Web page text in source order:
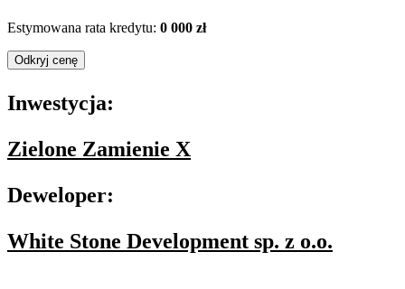
Estymowana rata kredytu: 0 000 zł
Odkryj cenę
Inwestycja:
Zielone Zamienie X
Deweloper:
White Stone Development sp. z o.o.